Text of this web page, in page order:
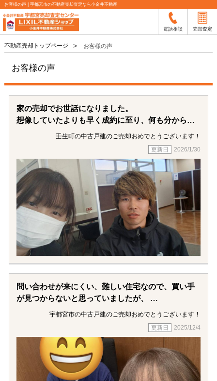
お客様の声 | 宇都宮市の不動産売却査定なら小金井不動産
電話相談 売却査定
不動産売却トップページ お客様の声
お客様の声
家の売却でお世話になりました。
想像していたよりも早く成約に至り、何も分からず
不安もありましたが、
いつも親身に相談に乗ってくださり、とても心強か
大切な家の売却を二階堂さんに担当していただけて
本当に良かったです。
ありがとうございました。
壬生町の中古戸建のご売却おめでとうございます！
2026/1/30
問い合わせが来にくい、難しい住宅なので、買い手
が見つからないと思っていましたが、
二階堂さんに尽力していただき、買い手を見つけて
いただいて、思ったよりも高く売れたので満足して
最初の提示金額よりさらに高く売却してもらえたの
で、本当に助かりました！ありがとうございま
宇都宮市の中古戸建のご売却おめでとうございます！
2025/12/4